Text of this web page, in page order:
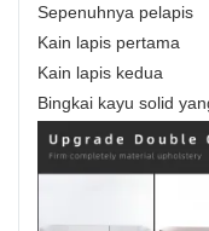
Sepenuhnya pelapis
Kain lapis pertama
Kain lapis kedua
Bingkai kayu solid